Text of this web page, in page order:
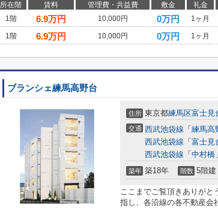
所在階 賃料 管理費・共益費 敷金 礼金
1階
6.9万円 10,000円 0万円 1ヶ月
1階
6.9万円 10,000円 0万円 1ヶ月
ブランシェ練馬高野台
住所 東京都練馬区富士見
交通 西武池袋線 「 練馬高
西武池袋線 「 富士見
西武池袋線 「 中村橋
築年 築18年 階数 5階建
ここまでご覧頂きありがと
指し、各沿線の各不動産会